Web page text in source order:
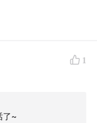
Love Story
1
了~